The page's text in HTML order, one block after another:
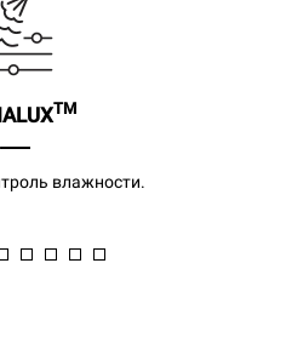
TM
влажности.